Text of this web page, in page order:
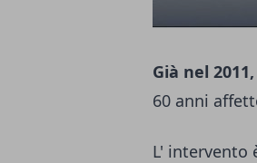
Già nel
60 anni
L' intervento